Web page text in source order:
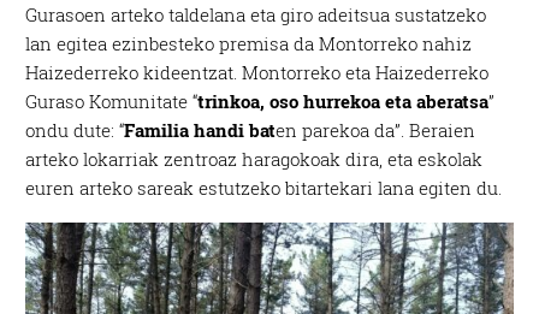
Gurasoen arteko taldelana eta giro adeitsua sustatzeko
lan egitea ezinbesteko premisa da Montorreko nahiz
Haizederreko kideentzat. Montorreko eta Haizederreko
Guraso Komunitate “trinkoa, oso hurrekoa eta aberatsa”
ondu dute: “Familia handi baten parekoa da”. Beraien
arteko lokarriak zentroaz haragokoak dira, eta eskolak
euren arteko sareak estutzeko bitartekari lana egiten du.